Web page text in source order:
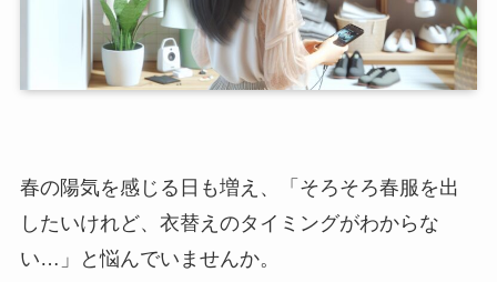
春の陽気を感じる日も増え、「そろそろ春服を出
したいけれど、衣替えのタイミングがわからな
い…」と悩んでいませんか。